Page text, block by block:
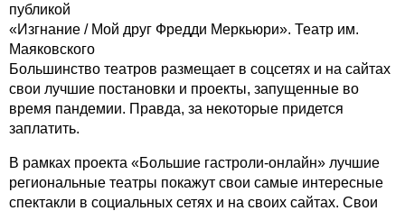
публикой
«Изгнание / Мой друг Фредди Меркьюри». Театр им.
Маяковского
Большинство театров размещает в соцсетях и на сайтах
свои лучшие постановки и проекты, запущенные во
время пандемии. Правда, за некоторые придется
заплатить.
В рамках проекта «Большие гастроли-онлайн» лучшие
региональные театры покажут свои самые интересные
спектакли в социальных сетях и на своих сайтах. Свои